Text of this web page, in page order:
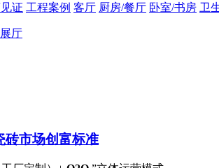
证 工程案例 客厅 厨房/餐厅 卧室/书房 卫
厅
砖市场创富标准